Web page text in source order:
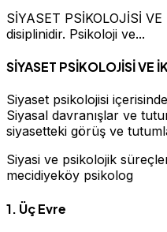
SİYASET PSİKOLOJİSİ
disiplinidir. Psikoloji ve...
SİYASET PSİKOLOJİSİ
Siyaset psikolojisi
Siyasal davranışlar ve
siyasetteki görüş ve
Siyasi ve psikolojik
mecidiyeköy psikolog
1. Üç Evre